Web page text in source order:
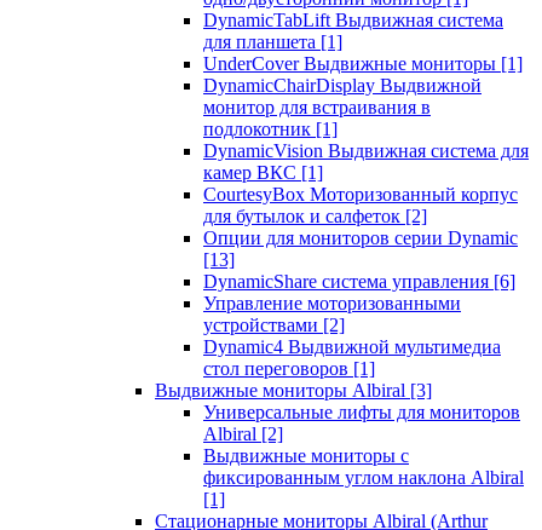
DynamicTabLift Выдвижная система
для планшета [1]
UnderCover Выдвижные мониторы [1]
DynamicChairDisplay Выдвижной
монитор для встраивания в
подлокотник [1]
DynamicVision Выдвижная система для
камер ВКС [1]
CourtesyBox Моторизованный корпус
для бутылок и салфеток [2]
Опции для мониторов серии Dynamic
[13]
DynamicShare система управления [6]
Управление моторизованными
устройствами [2]
Dynamic4 Выдвижной мультимедиа
стол переговоров [1]
Выдвижные мониторы Albiral [3]
Универсальные лифты для мониторов
Albiral [2]
Выдвижные мониторы с
фиксированным углом наклона Albiral
[1]
Стационарные мониторы Albiral (Arthur